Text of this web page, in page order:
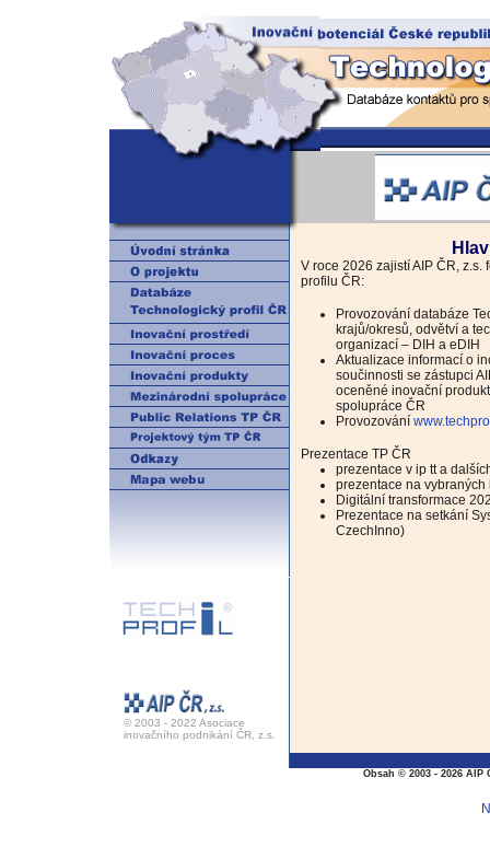
© 2003 - 2022 Asociace
inovačního podnikání ČR, z.s.
V roce 2026 zajistí AIP ČR,
profilu ČR:
Provozování databáze
krajů/okresů, odvětví a
organizací – DIH a eDIH
Aktualizace informací o
součinnosti se zástupci
oceněné inovační
spolupráce ČR
Provozování
Prezentace TP ČR
prezentace v ip tt a
prezentace na
Digitální transformace
Prezentace na setkání
CzechInno)
Obsah © 2003 - 2026